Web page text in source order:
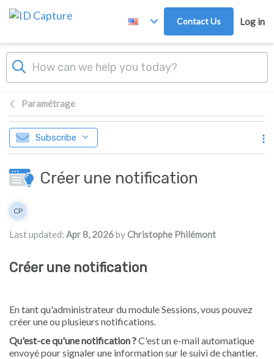
Skip to main content
Contact Us Log in
Paramétrage
Subscribe
Créer une notification
Authors list
CP
Last updated: Apr 8, 2026byChristophe Philémont
Créer une notification
En tant qu'administrateur du module Sessions, vous pouvez
créer une ou plusieurs notifications.
Qu'est-ce qu'une notification ?C'est un e-mail automatique
envoyé pour signaler une information sur le suivi de chantier.